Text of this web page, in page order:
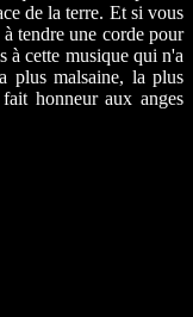
de la terre. Et si vous
tendre une corde pour
à cette musique qui n'a
plus malsaine, la plus
honneur aux anges